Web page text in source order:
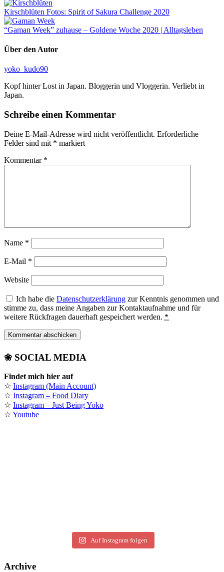
Kirschblüten Fotos: Spirit of Sakura Challenge 2020
“Gaman Week” zuhause – Goldene Woche 2020 | Alltagsleben
Über den Autor
yoko_kudo90
Kopf hinter Lost in Japan. Bloggerin und Vloggerin. Verliebt in
Japan.
Schreibe einen Kommentar
Deine E-Mail-Adresse wird nicht veröffentlicht. Erforderliche
Felder sind mit * markiert
Kommentar *
Name *
E-Mail *
Website
Ich habe die Datenschutzerklärung zur Kenntnis genommen und
stimme zu, dass meine Angaben zur Kontaktaufnahme und für
weitere Rückfragen dauerhaft gespeichert werden. *
❀ SOCIAL MEDIA
Findet mich hier auf
☆ Instagram (Main Account)
☆ Instagram – Food Diary
☆ Instagram – Just Being Yoko
☆ Youtube
Auf Instagram folgen
Archive